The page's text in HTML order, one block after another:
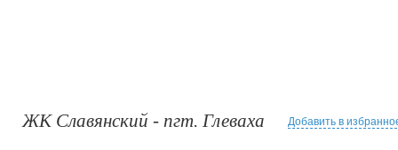
ЖК Славянский - пгт. Глеваха Добавить в